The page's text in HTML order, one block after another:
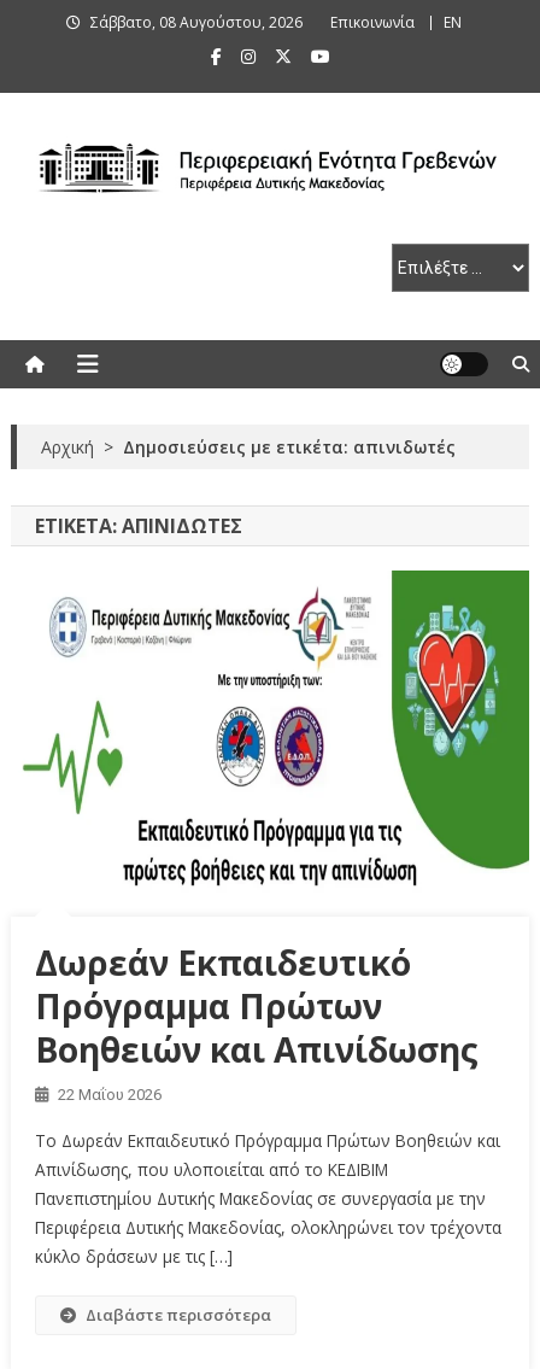
Σάββατο, 08 Αυγούστου, 2026 Επικοινωνία ΕΝ
Αρχική > Δημοσιεύσεις με ετικέτα: απινιδωτές
ΕΤΙΚΈΤΑ:ΑΠΙΝΙΔΩΤΈΣ
Δωρεάν Εκπαιδευτικό
Πρόγραμμα Πρώτων
Βοηθειών και Απινίδωσης
22 Μαΐου 2026
Το Δωρεάν Εκπαιδευτικό Πρόγραμμα Πρώτων Βοηθειών και
Απινίδωσης, που υλοποιείται από το ΚΕΔΙΒΙΜ
Πανεπιστημίου Δυτικής Μακεδονίας σε συνεργασία με την
Περιφέρεια Δυτικής Μακεδονίας, ολοκληρώνει τον τρέχοντα
κύκλο δράσεων με τις […]
Διαβάστε περισσότερα